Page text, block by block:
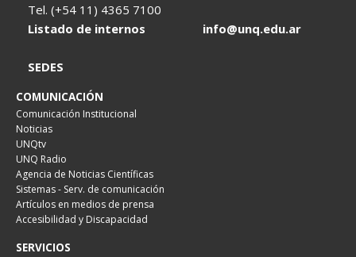
Tel. (+54 11) 4365 7100
Listado de internos
info@unq.edu.ar
SEDES
COMUNICACIÓN
Comunicación Institucional
Noticias
UNQtv
UNQ Radio
Agencia de Noticias Científicas
Sistemas - Serv. de comunicación
Artículos en medios de prensa
Accesibilidad y Discapacidad
SERVICIOS